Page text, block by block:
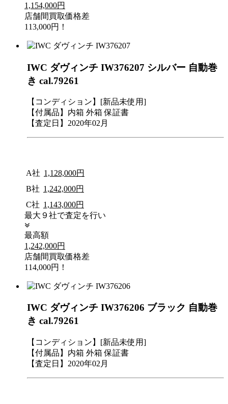
1,154,000円
店舗間買取価格差
113,000円！
IWC ダヴィンチ IW376207 シルバー 自動巻
き cal.79261
【コンディション】[新品未使用]
【付属品】内箱 外箱 保証書
【査定日】2020年02月
A社 1,128,000円
B社 1,242,000円
C社 1,143,000円
最大９社で査定を行い
最高額
1,242,000円
店舗間買取価格差
114,000円！
IWC ダヴィンチ IW376206 ブラック 自動巻
き cal.79261
【コンディション】[新品未使用]
【付属品】内箱 外箱 保証書
【査定日】2020年02月